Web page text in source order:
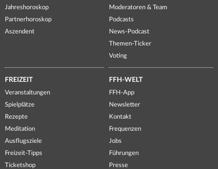
Jahreshoroskop
Partnerhoroskop
Aszendent
Moderatoren & Team
Podcasts
News-Podcast
Themen-Ticker
Voting
FREIZEIT
Veranstaltungen
Spielplätze
Rezepte
Meditation
Ausflugsziele
Freizeit-Tipps
Ticketshop
FFH-WELT
FFH-App
Newsletter
Kontakt
Frequenzen
Jobs
Führungen
Presse